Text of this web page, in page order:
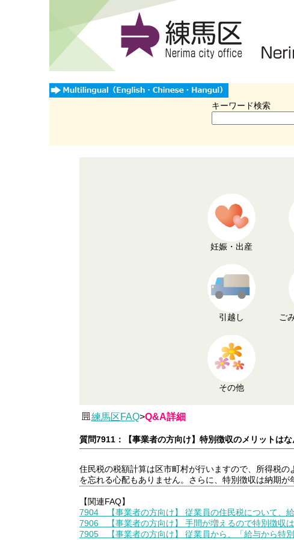
キーワード検索
妊娠・出産
引越し ご
その他
練馬区FAQ>Q&A詳細
質問7911：【事業者の方向け】特別徴収のメリットはな
住民税の税額計算は区市町村が行いますので、所得税
を忘れる心配もありません。さらに、特別徴収は納期
【関連FAQ】
7904 【事業者の方向け】 従業員の住民税について、
7906 【事業者の方向け】 手間が増えるので特別徴収
7905 【事業者の方向け】 従業員から、「給与から特